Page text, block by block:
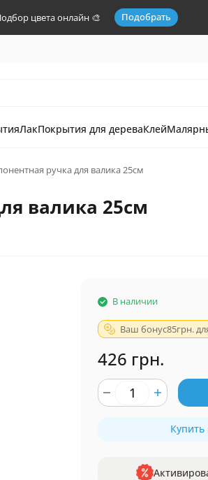
цвета онлайн 🎨 Подобрать
ЛакПокрытия для дереваКлей
ручка для валика 25см
валика 25см
В наличии
Ваш бонус85грн.
426 грн.
Купить